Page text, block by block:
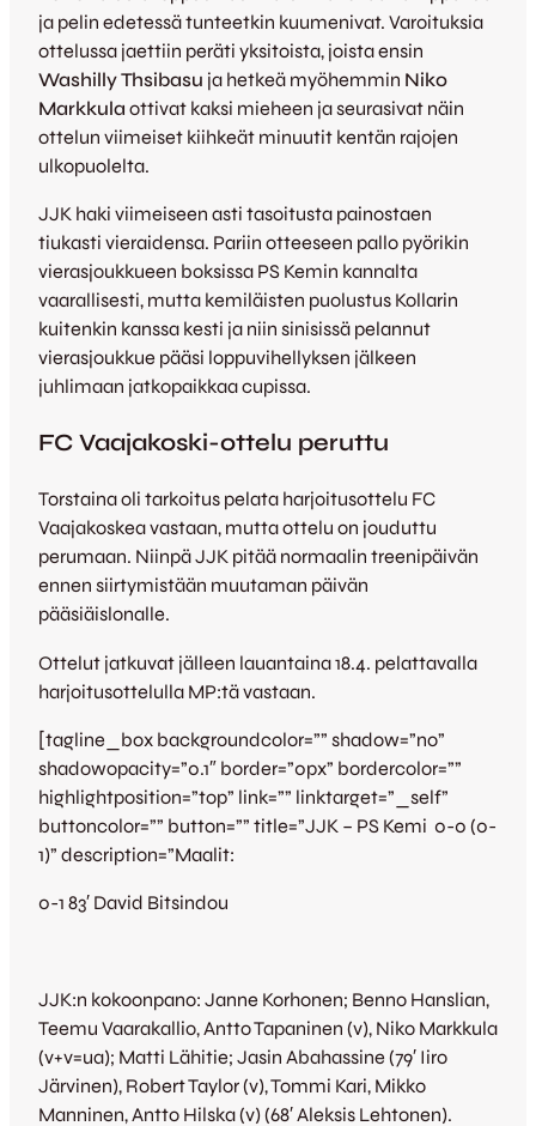
ja pelin edetessä tunteetkin kuumenivat. Varoituksia
ottelussa jaettiin peräti yksitoista, joista ensin
Washilly Thsibasu ja hetkeä myöhemmin Niko
Markkula ottivat kaksi mieheen ja seurasivat näin
ottelun viimeiset kiihkeät minuutit kentän rajojen
ulkopuolelta.
JJK haki viimeiseen asti tasoitusta painostaen
tiukasti vieraidensa. Pariin otteeseen pallo pyörikin
vierasjoukkueen boksissa PS Kemin kannalta
vaarallisesti, mutta kemiläisten puolustus Kollarin
kuitenkin kanssa kesti ja niin sinisissä pelannut
vierasjoukkue pääsi loppuvihellyksen jälkeen
juhlimaan jatkopaikkaa cupissa.
FC Vaajakoski-ottelu peruttu
Torstaina oli tarkoitus pelata harjoitusottelu FC
Vaajakoskea vastaan, mutta ottelu on jouduttu
perumaan. Niinpä JJK pitää normaalin treenipäivän
ennen siirtymistään muutaman päivän
pääsiäislonalle.
Ottelut jatkuvat jälleen lauantaina 18.4. pelattavalla
harjoitusottelulla MP:tä vastaan.
[tagline_box backgroundcolor=”” shadow=”no”
shadowopacity=”0.1″ border=”0px” bordercolor=””
highlightposition=”top” link=”” linktarget=”_self”
buttoncolor=”” button=”” title=”JJK – PS Kemi 0-0 (0-
1)” description=”Maalit:
0-1 83′ David Bitsindou
JJK:n kokoonpano: Janne Korhonen; Benno Hanslian,
Teemu Vaarakallio, Antto Tapaninen (v), Niko Markkula
(v+v=ua); Matti Lähitie; Jasin Abahassine (79′ Iiro
Järvinen), Robert Taylor (v), Tommi Kari, Mikko
Manninen, Antto Hilska (v) (68′ Aleksis Lehtonen).